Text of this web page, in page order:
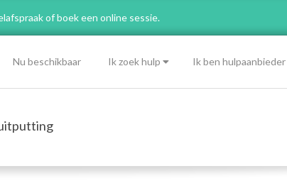
of boek een online sessie.
Nu beschikbaar Ik zoek hulp Ik ben hulpaanbieder